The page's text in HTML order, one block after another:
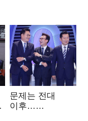
문제는 전대
이후…